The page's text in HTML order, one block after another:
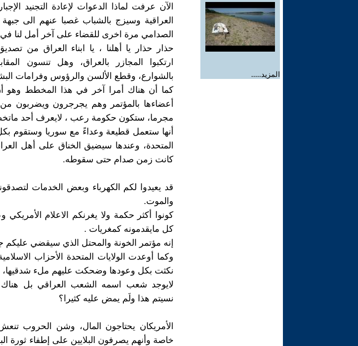
المزيد.....
الآن عرفت لماذا الدعوات لإعادة التجنيد
العراقية وسيزج بالشباب غصبا عنهم الى
الصدامي مرة اخرى للقضاء على آخر أمل لنا في
حذار حذار يا أهلنا ، يا ابناء العراق من
ارتكبوا المجازر بالعراق، وهل تنسون
بالشوارع، وقطع الألسن والرؤوس وفرامات
كما أن هناك أمرا آخر في هذا المخطط وهو أن
أعضاءها بالمؤتمر وهم يجرجرون ويضربون
مجرما، ستكون حكومة رعب ، لايعرف أحد
أنها ستعمل قطيعة وعداءً مع سوريا وستقوم بكل
المتحدة، وعندها سيضيق الخناق على أهل
كانت زمن صدام حتى سقوطه.
قد يعيدوا لكم الكهرباء وبعض الخدمات
والموت.
كونوا أكثر حكمة ولا يغرنكم الاعلام الأمريكي
كل مايقدمونه كمغريات .
إنه مؤتمر الخونة والمحتل الذي سيقضي عليكم
وكما أوعدت الولايات المتحدة الأحزاب
نكثت بكل وعودها وضحكت عليهم ملء شدقيها،
لايوجد شعب اسمه الشعب العراقي بل
نسيتم هذا ولَم يمض عليه كثيرا؟
الأمريكان يحتاجون المال، وشن الحروب
خاصة وأنهم يصرفون البلايين على إطفاء ثورة